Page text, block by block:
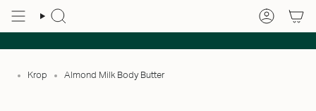
Krop Almond Milk Body Butter